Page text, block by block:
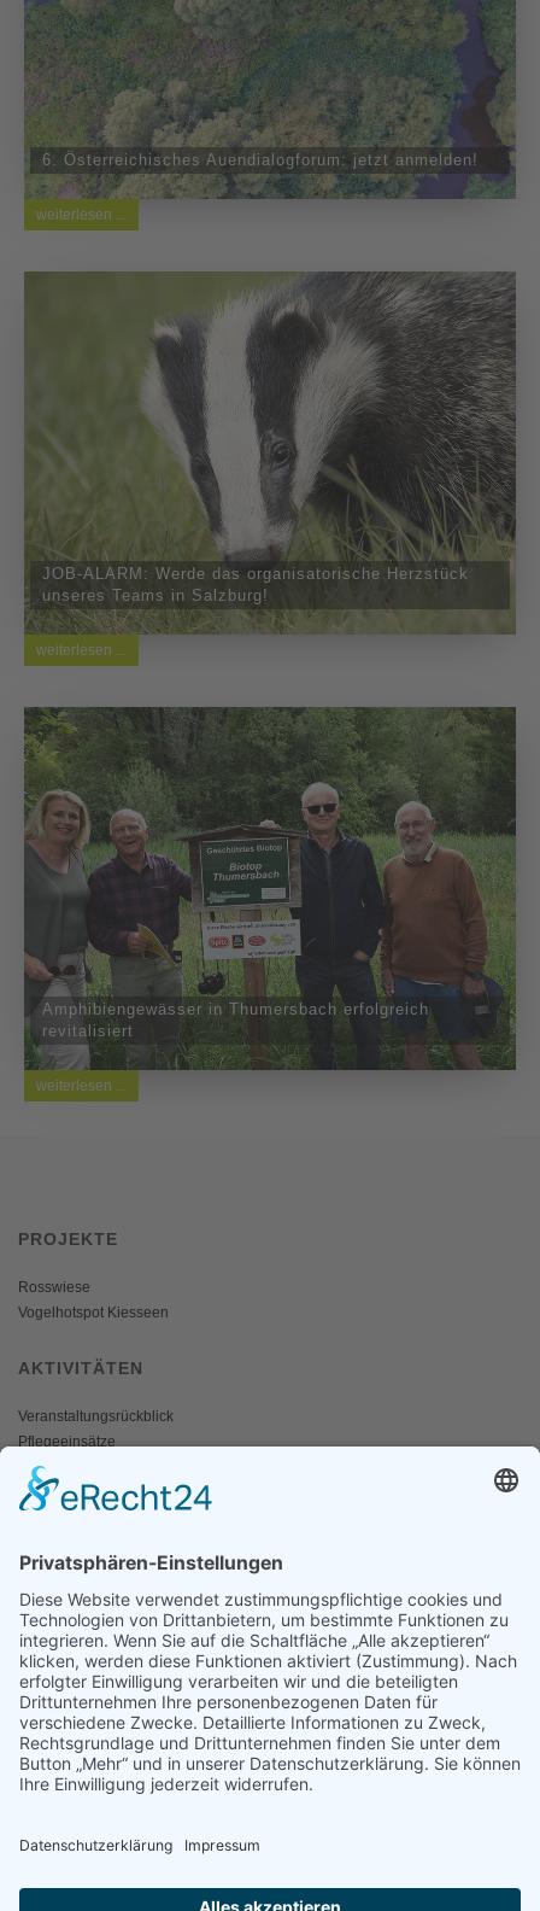
6. Österreichisches Auendialogforum: jetzt anmelden!
weiterlesen ...
JOB-ALARM: Werde das organisatorische Herzstück
unseres Teams in Salzburg!
weiterlesen ...
Amphibiengewässer in Thumersbach erfolgreich
revitalisiert
weiterlesen ...
PROJEKTE
Rosswiese
Vogelhotspot Kiesseen
AKTIVITÄTEN
Veranstaltungsrückblick
Pflegeeinsätze
AKTIV WERDEN
Mitgliedschaft
Spenden
SERVICE
Shop
Naturschutzbrief
News
Presse